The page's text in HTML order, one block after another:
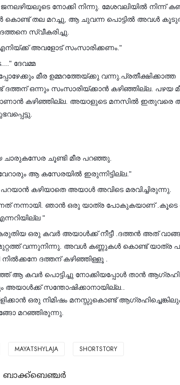
നോക്കി നിന്നു. മേശവലിയിൽ നിന്ന്
തല മറച്ചു, ആ ചുവന്ന പൊട്ടിൽ അവൾ
സ്വീകരിച്ചു.
അവളോട് സംസാരിക്കണം."
ദേവമ്മ
മീര ഉമ്മറത്തേയ്ക്കു വന്നു.പ്രതീക്ഷിക്കാത്ത
ദത്തന് ഒന്നും സംസാരിയ്ക്കാൻ കഴിഞ്ഞില്ല. പഴയ
കഴിഞ്ഞില്ല. അയാളുടെ മനസിൽ ഇതുവരെ
ചാരുകസേര ചൂണ്ടി മീര പറഞ്ഞു.
ആ കസേരയിൽ ഇരുന്നിട്ടില്ല."
കഴിയാതെ അയാള്‍ അവിടെ മരവിച്ചിരുന്നു.
നന്നായി. ഞാന്‍ ഒരു യാത്ര പോകുകയാണ് .കൂടെ
"
ഒരു കവര്‍ അയാള്‍ക്ക് നീട്ടീ .ദത്തന്‍ അത്
വന്നുനിന്നു. അവള്‍ കണ്ണുകൾ കൊണ്ട് യാത്ര
ദത്തന് കഴിഞ്ഞിള്ളൂ .
ആ കവര്‍ പൊട്ടിച്ചു നോക്കിയപ്പോൾ താന്‍
അയാള്‍ക്ക് സന്തോഷിക്കാനായില്ല..
ഒരു നിമിഷം മനസ്സുകൊണ്ട്
മറഞ്ഞിരുന്നു.
MAYATSHYLAJA SHORTSTORY
ബാക്ക്ബെഞ്ചർ